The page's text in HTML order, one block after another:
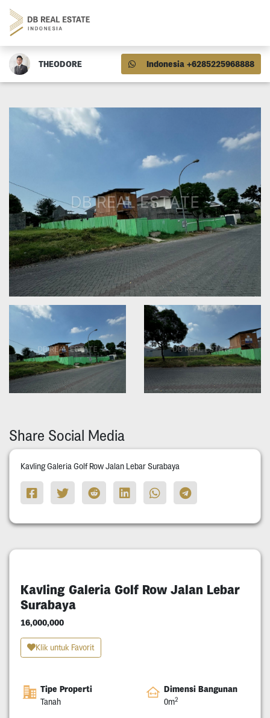
THEODORE Indonesia +6285225968888
Share Social Media
Kavling Galeria Golf Row Jalan Lebar Surabaya
Kavling Galeria Golf Row Jalan Lebar
Surabaya
16,000,000
Klik untuk Favorit
Tipe Properti
Tanah
Dimensi Bangunan
0m2